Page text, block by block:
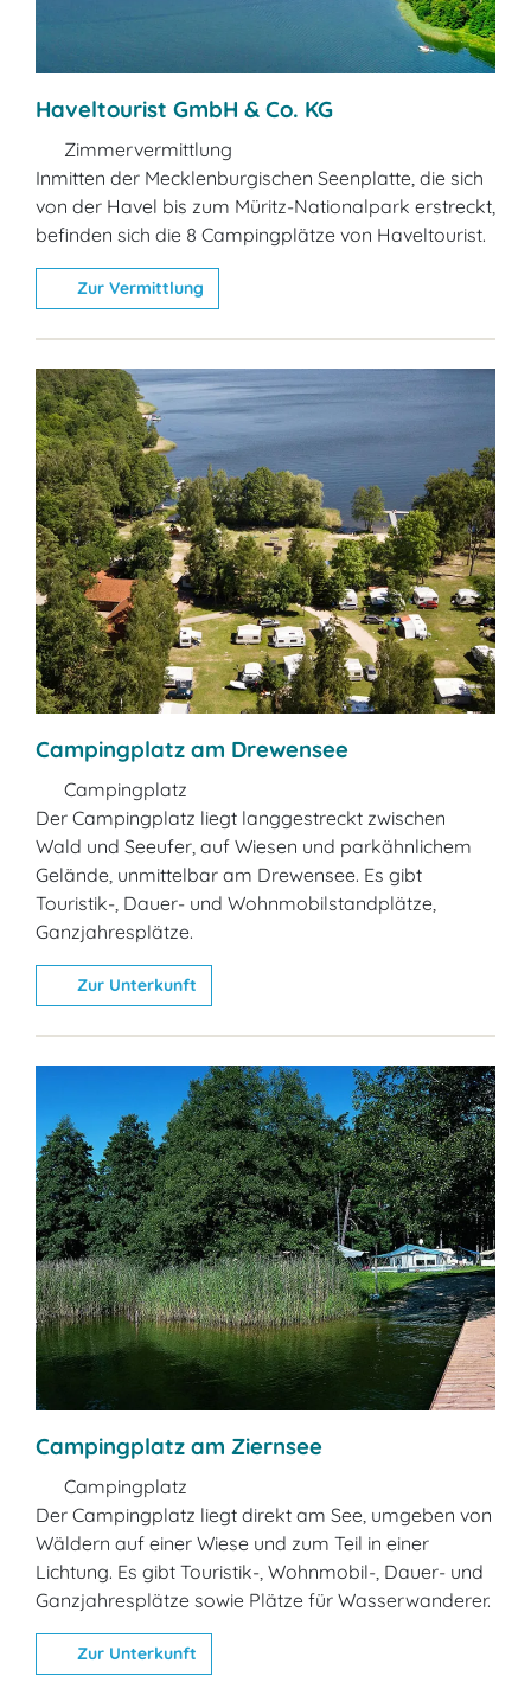
Haveltourist GmbH & Co. KG
Zimmervermittlung
Inmitten der Mecklenburgischen Seenplatte, die sich
von der Havel bis zum Müritz-Nationalpark erstreckt,
befinden sich die 8 Campingplätze von Haveltourist.
Zur Vermittlung
Campingplatz am Drewensee
Campingplatz
Der Campingplatz liegt langgestreckt zwischen
Wald und Seeufer, auf Wiesen und parkähnlichem
Gelände, unmittelbar am Drewensee. Es gibt
Touristik-, Dauer- und Wohnmobilstandplätze,
Ganzjahresplätze.
Zur Unterkunft
Campingplatz am Ziernsee
Campingplatz
Der Campingplatz liegt direkt am See, umgeben von
Wäldern auf einer Wiese und zum Teil in einer
Lichtung. Es gibt Touristik-, Wohnmobil-, Dauer- und
Ganzjahresplätze sowie Plätze für Wasserwanderer.
Zur Unterkunft